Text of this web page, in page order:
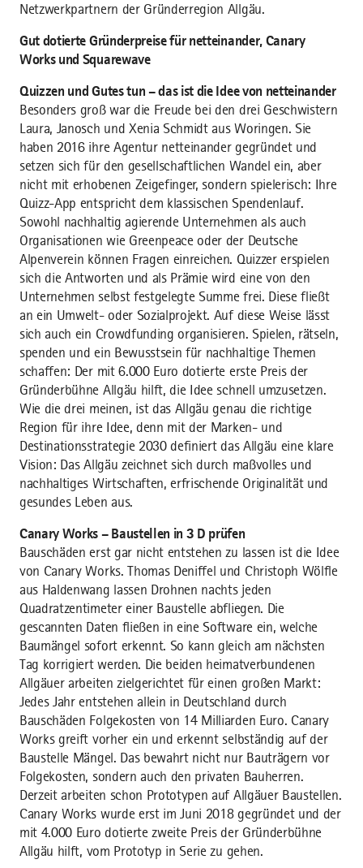
Netzwerkpartnern der Gründerregion Allgäu.
Gut dotierte Gründerpreise für netteinander, Canary
Works und Squarewave
Quizzen und Gutes tun – das ist die Idee von netteinander
Besonders groß war die Freude bei den drei Geschwistern
Laura, Janosch und Xenia Schmidt aus Woringen. Sie
haben 2016 ihre Agentur netteinander gegründet und
setzen sich für den gesellschaftlichen Wandel ein, aber
nicht mit erhobenen Zeigefinger, sondern spielerisch: Ihre
Quizz-App entspricht dem klassischen Spendenlauf.
Sowohl nachhaltig agierende Unternehmen als auch
Organisationen wie Greenpeace oder der Deutsche
Alpenverein können Fragen einreichen. Quizzer erspielen
sich die Antworten und als Prämie wird eine von den
Unternehmen selbst festgelegte Summe frei. Diese fließt
an ein Umwelt- oder Sozialprojekt. Auf diese Weise lässt
sich auch ein Crowdfunding organisieren. Spielen, rätseln,
spenden und ein Bewusstsein für nachhaltige Themen
schaffen: Der mit 6.000 Euro dotierte erste Preis der
Gründerbühne Allgäu hilft, die Idee schnell umzusetzen.
Wie die drei meinen, ist das Allgäu genau die richtige
Region für ihre Idee, denn mit der Marken- und
Destinationsstrategie 2030 definiert das Allgäu eine klare
Vision: Das Allgäu zeichnet sich durch maßvolles und
nachhaltiges Wirtschaften, erfrischende Originalität und
gesundes Leben aus.
Canary Works – Baustellen in 3 D prüfen
Bauschäden erst gar nicht entstehen zu lassen ist die Idee
von Canary Works. Thomas Deniffel und Christoph Wölfle
aus Haldenwang lassen Drohnen nachts jeden
Quadratzentimeter einer Baustelle abfliegen. Die
gescannten Daten fließen in eine Software ein, welche
Baumängel sofort erkennt. So kann gleich am nächsten
Tag korrigiert werden. Die beiden heimatverbundenen
Allgäuer arbeiten zielgerichtet für einen großen Markt:
Jedes Jahr entstehen allein in Deutschland durch
Bauschäden Folgekosten von 14 Milliarden Euro. Canary
Works greift vorher ein und erkennt selbständig auf der
Baustelle Mängel. Das bewahrt nicht nur Bauträgern vor
Folgekosten, sondern auch den privaten Bauherren.
Derzeit arbeiten schon Prototypen auf Allgäuer Baustellen.
Canary Works wurde erst im Juni 2018 gegründet und der
mit 4.000 Euro dotierte zweite Preis der Gründerbühne
Allgäu hilft, vom Prototyp in Serie zu gehen.